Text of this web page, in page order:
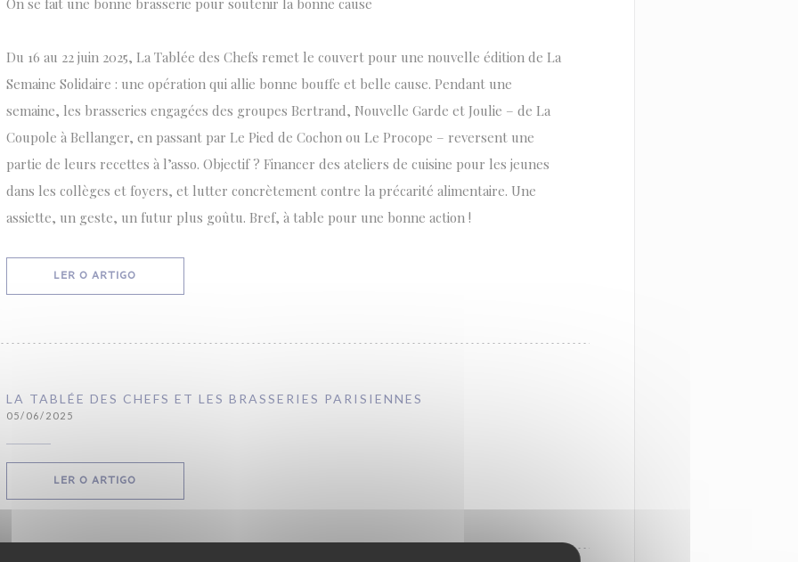
On se fait une bonne brasserie pour soutenir la bonne cause
Du 16 au 22 juin 2025, La Tablée des Chefs remet le couvert pour une nouvelle édition de La
Semaine Solidaire : une opération qui allie bonne bouffe et belle cause. Pendant une
semaine, les brasseries engagées des groupes Bertrand, Nouvelle Garde et Joulie – de La
Coupole à Bellanger, en passant par Le Pied de Cochon ou Le Procope – reversent une
partie de leurs recettes à l’asso. Objectif ? Financer des ateliers de cuisine pour les jeunes
dans les collèges et foyers, et lutter concrètement contre la précarité alimentaire. Une
assiette, un geste, un futur plus goûtu. Bref, à table pour une bonne action !
LER O ARTIGO
LA TABLÉE DES CHEFS ET LES BRASSERIES PARISIENNES
05/06/2025
LER O ARTIGO